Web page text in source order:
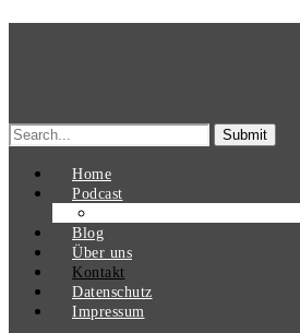
Search
for:
Home
Podcast
Blog
Über uns
Kontakt
Datenschutz
Impressum